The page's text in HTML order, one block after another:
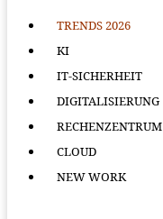
TRENDS 2026
KI
IT-SICHERHEIT
DIGITALISIERUNG
RECHENZENTRUM
CLOUD
NEW WORK